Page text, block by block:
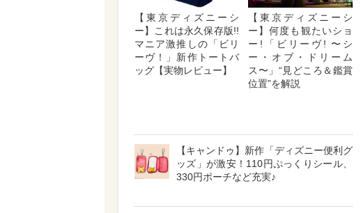
【東京ディズニーシ
ー】これは永久保存版!!
マニア激推しの「ビリ
ーヴ！」新作トートバ
ッグ【実物レビュー】
【東京ディズニーシ
ー】何度も観たいショ
ー!「ビリーヴ! 〜シ
ー・オブ・ドリーム
ス〜」“見どころ＆鑑賞
位置”を解説
【キャンドゥ】新作「ディズニー便利グ
ッズ」が激安！110円ぷっくりシール、
330円ポーチなど充実♪